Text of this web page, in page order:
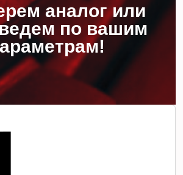
аналог или
по вашим